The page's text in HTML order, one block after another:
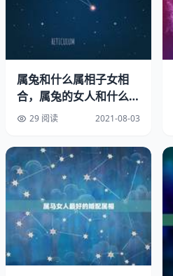
纳下吧
属鸡的是哪年出生
多大了啊？
、
年出生的人属鸡，今年8岁。
年出生的人属鸡，今年20岁。
年出生的人属鸡，今年32岁。
年出生的人属鸡，今年44岁。
属兔和什么属相子女相
合，属兔的女人和什么属
相最般配
29 阅读 2021-08-03